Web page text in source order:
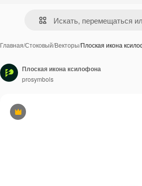
Главная/Стоковый/Векторы/Плоская икона
Премиум
Плоская икона ксилофона
prosymbols